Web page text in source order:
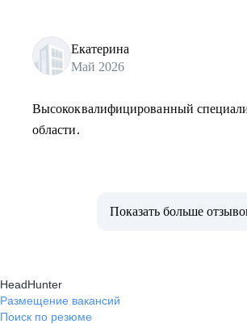
Екатерина
Май 2026
Высококвалифицированный
области.
Показать больше
HeadHunter
Размещение вакансий
Поиск по резюме